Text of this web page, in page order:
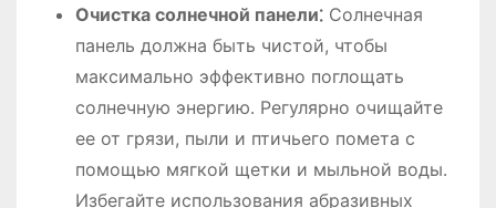
Очистка солнечной панели⁚Солнечная
панель должна быть чистой, чтобы
максимально эффективно поглощать
солнечную энергию․ Регулярно очищайте
ее от грязи, пыли и птичьего помета с
помощью мягкой щетки и мыльной воды․
Избегайте использования абразивных